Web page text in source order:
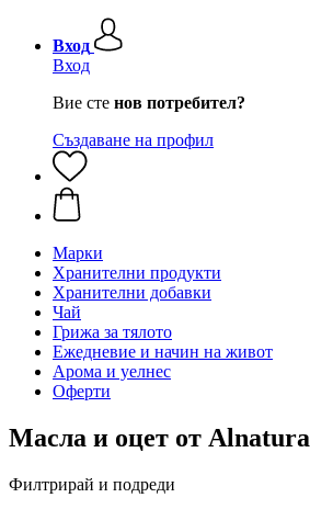
Вход
Вход
Вие сте нов потребител?
Създаване на профил
Марки
Хранителни продукти
Хранителни добавки
Чай
Грижа за тялото
Ежедневие и начин на живот
Арома и уелнес
Оферти
Масла и оцет от Alnatura
Филтрирай и подреди